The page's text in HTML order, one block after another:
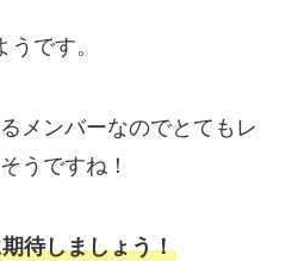
です。
メンバーなのでとてもレ
うですね！
待しましょう！